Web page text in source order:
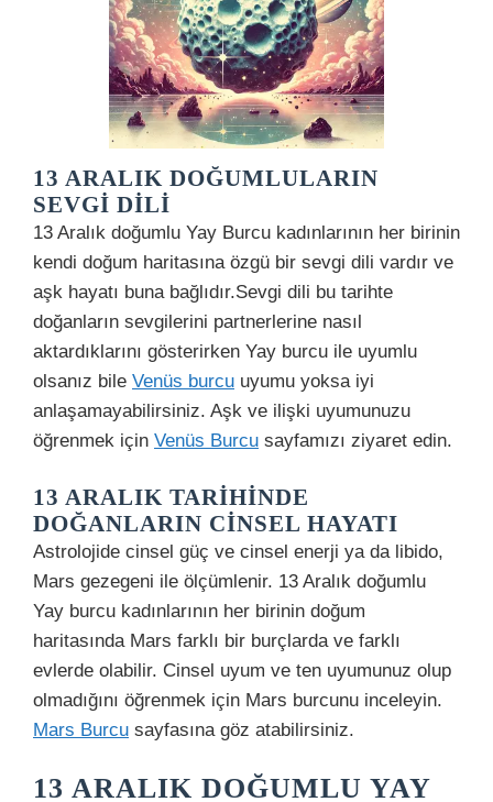
13 ARALIK DOĞUMLULARIN
SEVGI DILI
13 Aralık doğumlu Yay Burcu kadınlarının her birinin
kendi doğum haritasına özgü bir sevgi dili vardır ve
aşk hayatı buna bağlıdır.Sevgi dili bu tarihte
doğanların sevgilerini partnerlerine nasıl
aktardıklarını gösterirken Yay burcu ile uyumlu
olsanız bile Venüs burcu uyumu yoksa iyi
anlaşamayabilirsiniz. Aşk ve ilişki uyumunuzu
öğrenmek için Venüs Burcu sayfamızı ziyaret edin.
13 ARALIK TARIHINDE
DOĞANLARIN CINSEL HAYATI
Astrolojide cinsel güç ve cinsel enerji ya da libido,
Mars gezegeni ile ölçümlenir. 13 Aralık doğumlu
Yay burcu kadınlarının her birinin doğum
haritasında Mars farklı bir burçlarda ve farklı
evlerde olabilir. Cinsel uyum ve ten uyumunuz olup
olmadığını öğrenmek için Mars burcunu inceleyin.
Mars Burcu sayfasına göz atabilirsiniz.
13 ARALIK DOĞUMLU YAY